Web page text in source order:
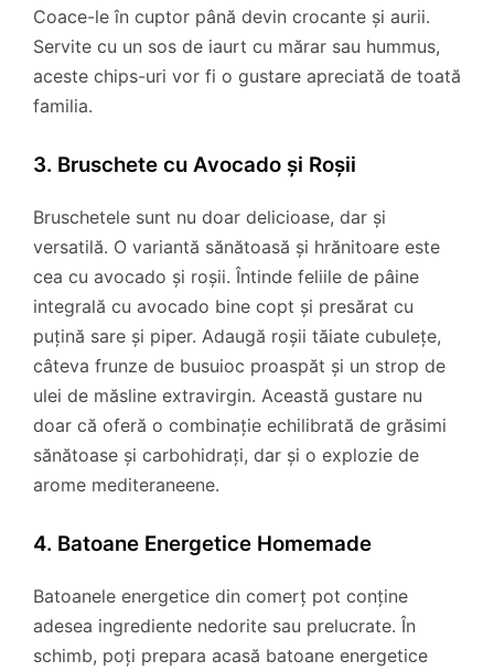
Coace-le în cuptor până devin crocante și aurii.
Servite cu un sos de iaurt cu mărar sau hummus,
aceste chips-uri vor fi o gustare apreciată de toată
familia.
3. Bruschete cu Avocado și Roșii
Bruschetele sunt nu doar delicioase, dar și
versatilă. O variantă sănătoasă și hrănitoare este
cea cu avocado și roșii. Întinde feliile de pâine
integrală cu avocado bine copt și presărat cu
puțină sare și piper. Adaugă roșii tăiate cubulețe,
câteva frunze de busuioc proaspăt și un strop de
ulei de măsline extravirgin. Această gustare nu
doar că oferă o combinație echilibrată de grăsimi
sănătoase și carbohidrați, dar și o explozie de
arome mediteraneene.
4. Batoane Energetice Homemade
Batoanele energetice din comerț pot conține
adesea ingrediente nedorite sau prelucrate. În
schimb, poți prepara acasă batoane energetice